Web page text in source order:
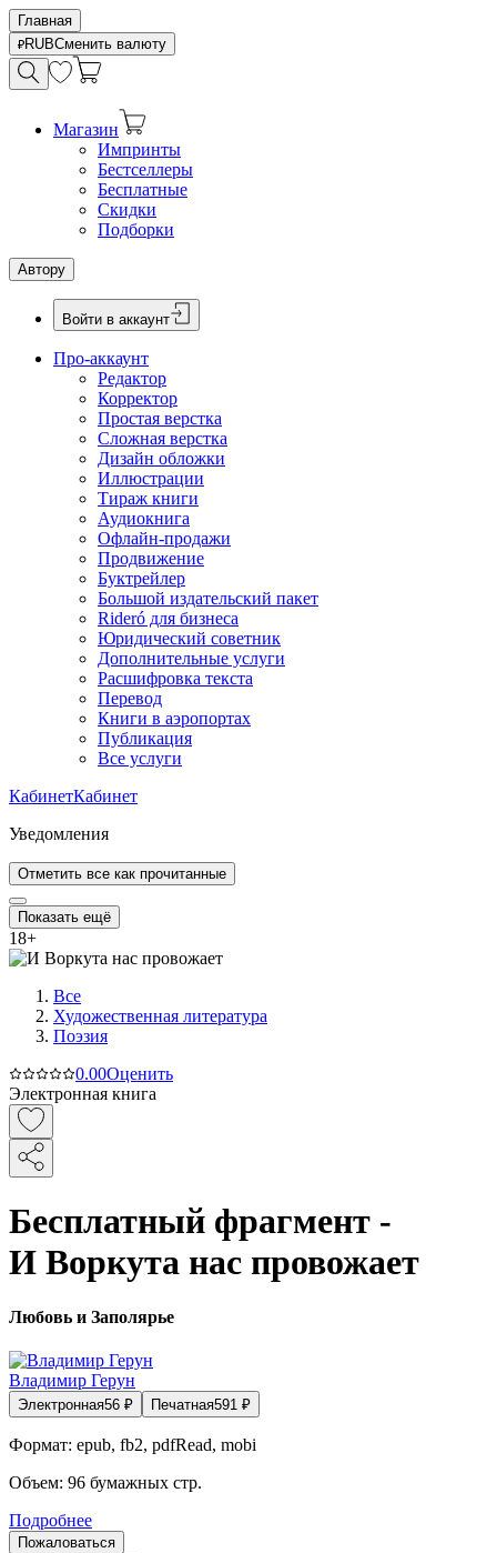
Главная
RUBСменить валюту
Магазин
Импринты
Бестселлеры
Бесплатные
Скидки
Подборки
Автору
Войти в аккаунт
Про-аккаунт
Редактор
Корректор
Простая верстка
Сложная верстка
Дизайн обложки
Иллюстрации
Тираж книги
Аудиокнига
Офлайн-продажи
Продвижение
Буктрейлер
Большой издательский пакет
Rideró для бизнеса
Юридический советник
Дополнительные услуги
Расшифровка текста
Перевод
Книги в аэропортах
Публикация
Все услуги
КабинетКабинет
Уведомления
Отметить все как прочитанные
Показать ещё
18+
Все
Художественная литература
Поэзия
0.00Оценить
Электронная книга
Бесплатный фрагмент -
И Воркута нас провожает
Любовь и Заполярье
Владимир Герун
Электронная56 ₽ Печатная591 ₽
Формат: epub, fb2, pdfRead, mobi
Объем: 96 бумажных стр.
Подробнее
Пожаловаться